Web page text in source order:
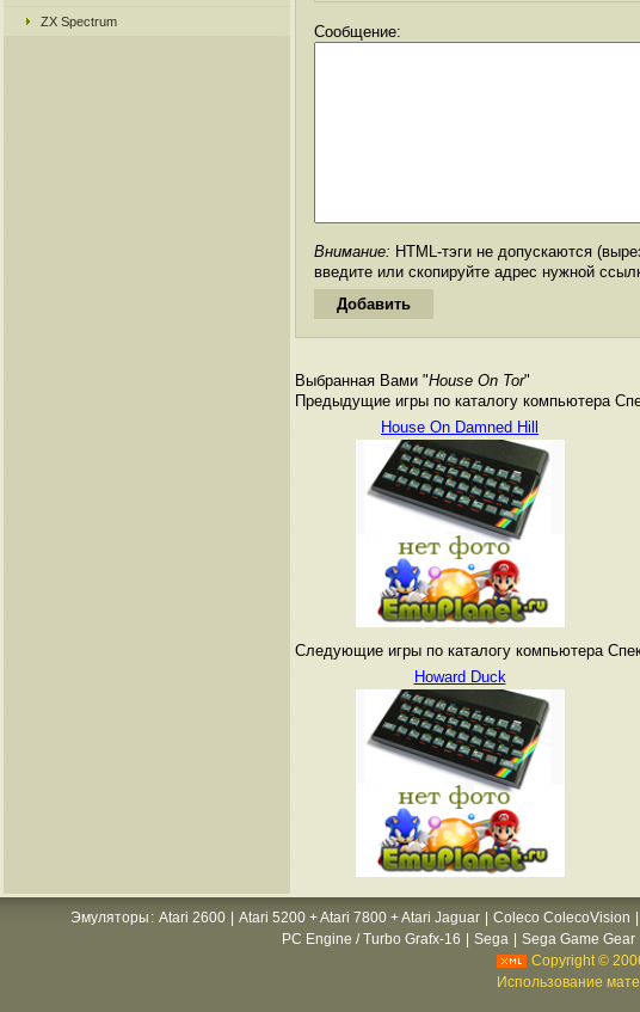
ZX Spectrum
Сообщение:
Внимание: HTML-тэги не допускаются
введите или скопируйте адрес нужной
Выбранная Вами "House On Tor"
Предыдущие игры по каталогу компьютера
House On Damned Hill
Следующие игры по каталогу компьютера
Howard Duck
Эмуляторы : Atari 2600 Atari 5200 + Atari 7800 + Atari Jaguar Coleco ColecoVision
PC Engine / Turbo Grafx-16
Sega Sega Game Gear
Copyright ©
Использование